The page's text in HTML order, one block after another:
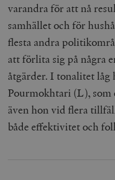
varandra för att nå
samhället och för
flesta andra
att förlita sig på några
åtgärder. I tonalitet
Pourmokhtari (L), som
även hon vid flera
både effektivitet och